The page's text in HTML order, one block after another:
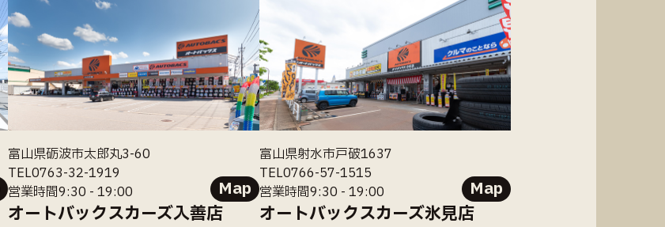
富山県砺波市太郎丸3-60
TEL0763-32-1919
営業時間9:30 - 19:00
Map
富山県射水市戸破1637
TEL0766-57-1515
営業時間9:30 - 19:00
Map
オートバックスカーズ入善店 オートバックスカーズ氷見店